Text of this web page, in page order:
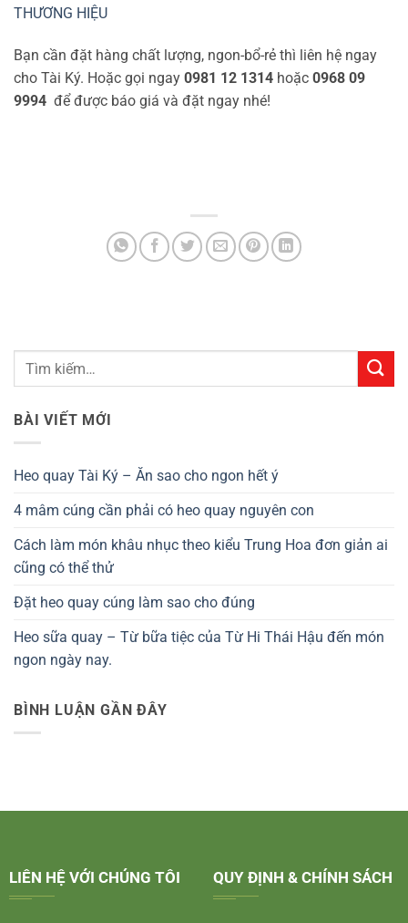
THƯƠNG HIỆU
Bạn cần đặt hàng chất lượng, ngon-bổ-rẻ thì liên hệ ngay
cho Tài Ký. Hoặc gọi ngay 0981 12 1314 hoặc 0968 09
9994 để được báo giá và đặt ngay nhé!
BÀI VIẾT MỚI
Heo quay Tài Ký – Ăn sao cho ngon hết ý
4 mâm cúng cần phải có heo quay nguyên con
Cách làm món khâu nhục theo kiểu Trung Hoa đơn giản ai
cũng có thể thử
Đặt heo quay cúng làm sao cho đúng
Heo sữa quay – Từ bữa tiệc của Từ Hi Thái Hậu đến món
ngon ngày nay.
BÌNH LUẬN GẦN ĐÂY
LIÊN HỆ VỚI CHÚNG TÔI QUY ĐỊNH & CHÍNH SÁCH